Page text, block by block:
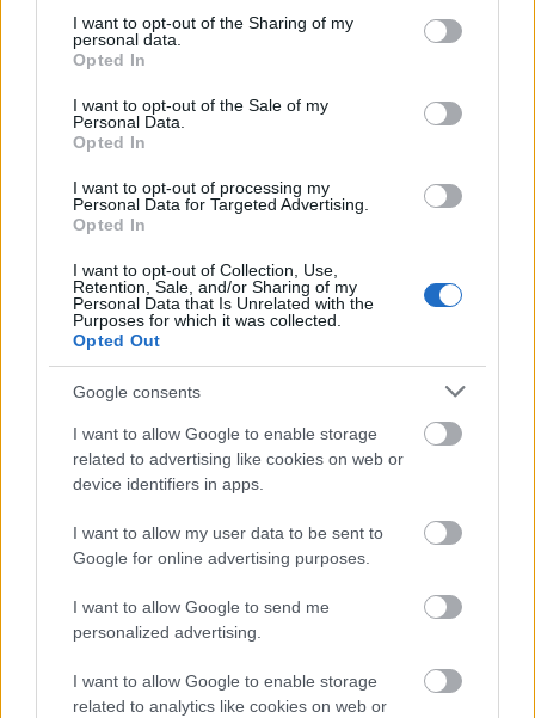
not limited to your visit or usage behaviour. You may click to
grant or deny consent to Google and its third-party tags to
use your data for below specified purposes in below Google
consent section.
I want to opt-out of the Sharing of my
personal data.
Opted In
I want to opt-out of the Sale of my
Personal Data.
Opted In
I want to opt-out of processing my
Personal Data for Targeted Advertising.
Opted In
I want to opt-out of Collection, Use,
Retention, Sale, and/or Sharing of my
Personal Data that Is Unrelated with the
Purposes for which it was collected.
Opted Out
Google consents
I want to allow Google to enable storage
related to advertising like cookies on web or
device identifiers in apps.
I want to allow my user data to be sent to
Google for online advertising purposes.
I want to allow Google to send me
personalized advertising.
I want to allow Google to enable storage
related to analytics like cookies on web or
A könyv Jávorszky Béla Szilárd munkája, aki ugyan a
és komoly munkát végzett a folk területén is. Több
könyvet írt, többek között a Muzsikásról, Halmos
Béláról, Kása Béláról, Sebestyén Mártáról. Most
Kelemen életútja és egy nagyon jelentős korszak, az
elmúlt bő 60 év kultúra változásai, alakulása,
jelentős fordulói ismerhetőek meg könyvéből.
A könyv gazdag képanyaggal, pontos
ismertetésekkel tárja mindezt elénk remek
nyelvezettel, jó stílusban, érthetően. Jávorszky úgy ír,
mint aki maga is benne van az egészben és jól ismeri
könyve tárgyát.
A könyvet június 7-én a Hagyományok Háza Halmos
Béla termében mutattuk be. Először Kelemen szólalt
meg, majd beszélgetéssé duzzadt a dolog, a kor- és
zenésztársak, Papp István Gázsa és Pávai István
mondták el emlékeiket. Majd Árendás Péter, aki
szintén zenész, a Hagyományok Háza népzenei
vezetője és a szerző, Jávorszky Béla Szilárd folytatta
a közös emlékek felsorolását.